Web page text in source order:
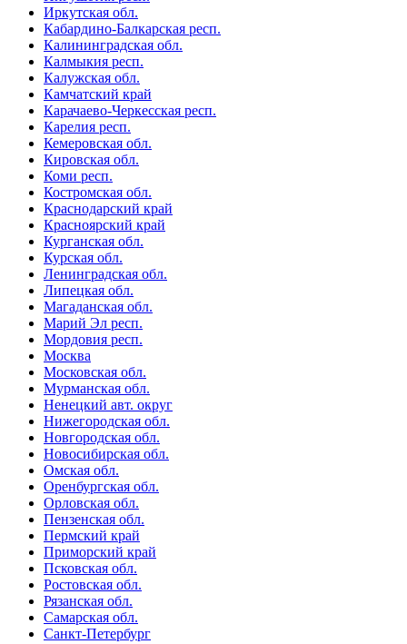
Иркутская обл.
Кабардино-Балкарская респ.
Калининградская обл.
Калмыкия респ.
Калужская обл.
Камчатский край
Карачаево-Черкесская респ.
Карелия респ.
Кемеровская обл.
Кировская обл.
Коми респ.
Костромская обл.
Краснодарский край
Красноярский край
Курганская обл.
Курская обл.
Ленинградская обл.
Липецкая обл.
Магаданская обл.
Марий Эл респ.
Мордовия респ.
Москва
Московская обл.
Мурманская обл.
Ненецкий авт. округ
Нижегородская обл.
Новгородская обл.
Новосибирская обл.
Омская обл.
Оренбургская обл.
Орловская обл.
Пензенская обл.
Пермский край
Приморский край
Псковская обл.
Ростовская обл.
Рязанская обл.
Самарская обл.
Санкт-Петербург